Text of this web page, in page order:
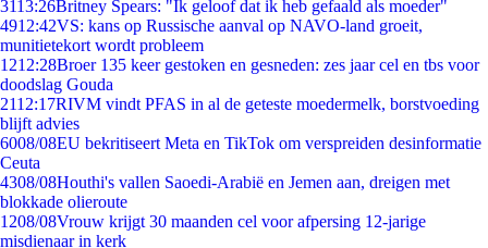
3113:26Britney Spears: "Ik geloof dat ik heb gefaald als moeder"
4912:42VS: kans op Russische aanval op NAVO-land groeit,
munitietekort wordt probleem
1212:28Broer 135 keer gestoken en gesneden: zes jaar cel en tbs voor
doodslag Gouda
2112:17RIVM vindt PFAS in al de geteste moedermelk, borstvoeding
blijft advies
6008/08EU bekritiseert Meta en TikTok om verspreiden desinformatie
Ceuta
4308/08Houthi's vallen Saoedi-Arabië en Jemen aan, dreigen met
blokkade olieroute
1208/08Vrouw krijgt 30 maanden cel voor afpersing 12-jarige
misdienaar in kerk